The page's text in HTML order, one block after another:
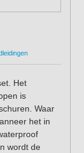
Het
is
Waar
het in
wordt de